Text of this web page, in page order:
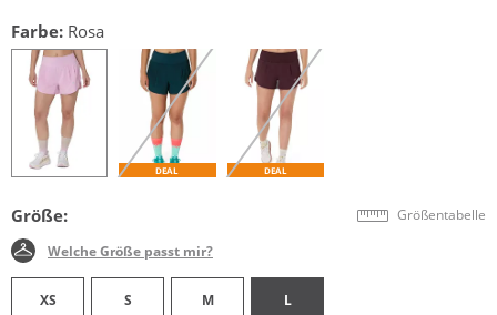
Farbe: Rosa
DEAL DEAL
Größe: Größentabelle
Welche Größe passt mir?
XS S M L